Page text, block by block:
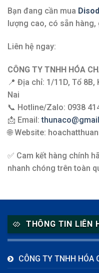
Bạn đang cần mua
lượng cao, có sẵn hàng,
Liên hệ ngay:
CÔNG TY TNHH HÓA
📍 Địa chỉ: 1/11D, Tổ
Nai
📞 Hotline/Zalo: 0938
📩 Email:
🌐 Website:
✅ Cam kết hàng chính
nhanh chóng trên toàn
THÔNG TIN LIÊN
CÔNG TY TNHH HÓA